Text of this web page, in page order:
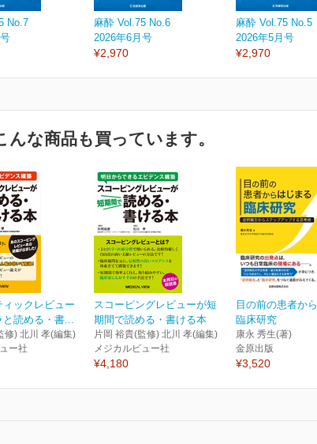
No.7
麻酔 Vol.75 No.6
2026年6月号
¥2,970
麻酔 Vol.75 No.5
2026年5月号
¥2,970
な商品も買っています。
ィックレビュー
と読める・書...
修) 北川 孝(編集)
ー社
スコーピングレビューが短
期間で読める・書ける本
片岡 裕貴(監修) 北川 孝(編集)
メジカルビュー社
¥4,180
目の前の患者か
臨床研究
康永 秀生(著)
金原出版
¥3,520